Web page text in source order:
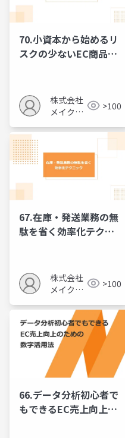
70.小資本から始めるリ
スクの少ないEC商品選
株式会社
メイクア
>100
67.在庫・発送業務の無
駄を省く効率化テクニ
株式会社
メイクア
>100
66.データ分析初心者で
もできるEC売上向上の